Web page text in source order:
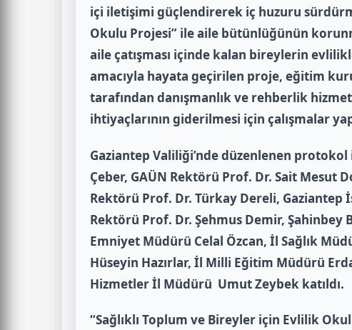
içi iletişimi güçlendirerek iç huzuru
Okulu Projesi” ile aile bütünlüğünün
aile çatışması içinde kalan bireylerin
amacıyla hayata geçirilen proje, eğitim
tarafından danışmanlık ve rehberlik
ihtiyaçlarının giderilmesi için çalışmalar
Gaziantep Valiliği’nde düzenlenen
Çeber, GAÜN Rektörü Prof. Dr. Sait Mesut
Rektörü Prof. Dr. Türkay Dereli,
Rektörü Prof. Dr. Şehmus Demir, Şahinbey
Emniyet Müdürü Celal Özcan, İl Sağlık
Hüseyin Hazırlar, İl Milli Eğitim Müdürü
Hizmetler İl Müdürü Umut Zeybek katıldı.
“Sağlıklı Toplum ve Bireyler için Evlilik